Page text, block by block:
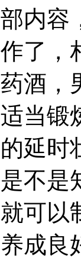
内
了
酒
当
延
不是
可
成良